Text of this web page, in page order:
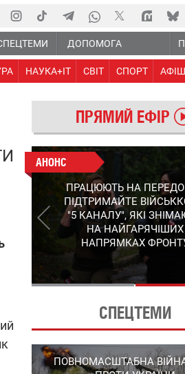
ДОПОМОГА
НАУКА+IT СВІТ СПОРТ
ПРЯМИЙ ЕФІР
АНОНС
КІНЕЦЬ ВОРОЖИМ
"МОЛНІЯМ" ТА FPV:
УКРАЇНСЬКИЙ STEP-
ЗМІНЮЄ ПРАВИЛА
ПОДРОБИЦІ ПРО
ПЕРЕХОПЛЮВАЧ
АНОНС
ПРАЦЮЮТЬ НА
ПІДТРИМАЙТЕ
"5 КАНАЛУ", ЯКІ
НА НАЙГАРЯЧІШИХ
НАПРЯМКАХ
СПЕЦТЕМИ
ПОВНОМАСШТАБНА ВІЙНА